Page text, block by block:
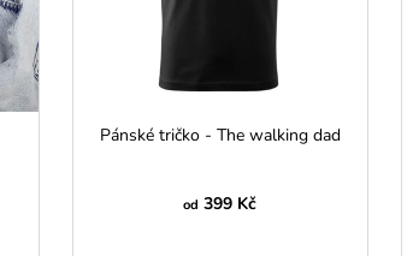
Pánské tričko - The walking dad
od 399 Kč